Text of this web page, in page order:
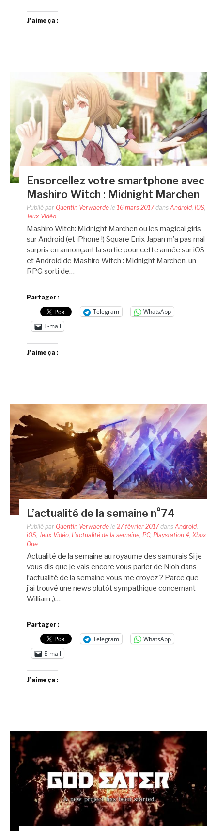
J’aime ça :
Ensorcellez votre smartphone avec
Mashiro Witch : Midnight Marchen
Publié par Quentin Verwaerde le 16 mars 2017dans Android, iOS,
Jeux Vidéo
Mashiro Witch: Midnight Marchen ou les magical girls
sur Android (et iPhone !) Square Enix Japan m’a pas mal
surpris en annonçant la sortie pour cette année sur iOS
et Android de Mashiro Witch : Midnight Marchen, un
RPG sorti de…
Partager :
Telegram
WhatsApp
E-mail
J’aime ça :
L’actualité de la semaine n°74
Publié par Quentin Verwaerde le 27 février 2017dans Android
iOS Jeux Vidéo L'actualité de la semaine PC, Playstation 4 Xbox
One
Actualité de la semaine au royaume des samurais Si je
vous dis que je vais encore vous parler de Nioh dans
l’actualité de la semaine vous me croyez ? Parce que
j’ai trouvé une news plutôt sympathique concernant
William ;)…
Partager :
Telegram
WhatsApp
E-mail
J’aime ça :